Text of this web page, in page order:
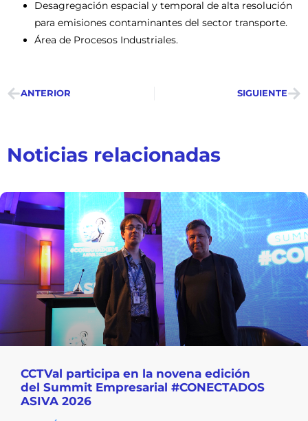
Desagregación espacial y temporal de alta resolución
para emisiones contaminantes del sector transporte.
Área de Procesos Industriales.
ANTERIOR SIGUIENTE
Noticias relacionadas
CCTVal participa en la novena edición
del Summit Empresarial #CONECTADOS
ASIVA 2026